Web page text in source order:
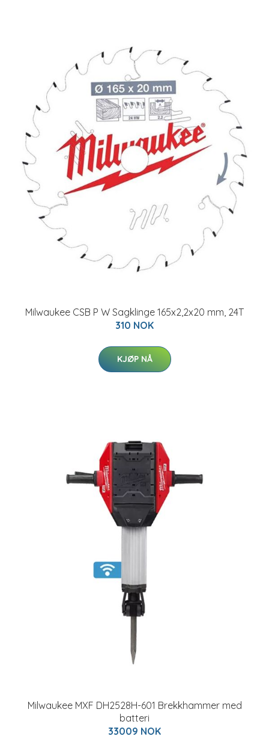
Milwaukee CSB P W Sagklinge 165x2,2x20 mm, 24T
310 NOK
KJØP NÅ
Milwaukee MXF DH2528H-601 Brekkhammer med
batteri
33009 NOK